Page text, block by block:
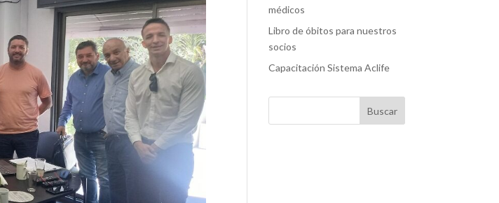
médicos
Libro de óbitos para nuestros
socios
Capacitación Sistema Aclife